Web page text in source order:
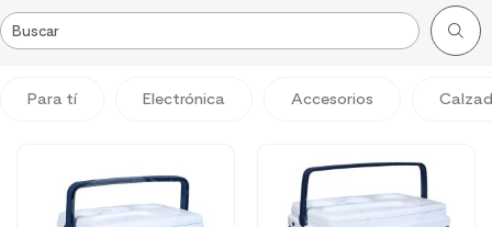
Para tí Electrónica Accesorios